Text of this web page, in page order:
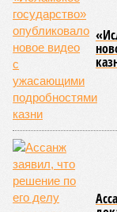
бывающих у
бетононасосов, ни
мобилизации
осталось менее
Если в «Сказочном
отчитывался о
конкретными
монолитных
то по «Станции Л»
дольщики не
строительства не
строительства,